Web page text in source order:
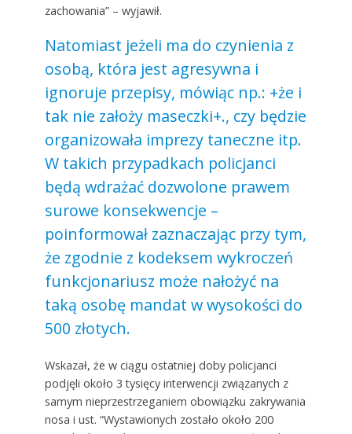
zachowania” – wyjawił.
Natomiast jeżeli ma do czynienia z
osobą, która jest agresywna i
ignoruje przepisy, mówiąc np.: +że i
tak nie założy maseczki+., czy będzie
organizowała imprezy taneczne itp.
W takich przypadkach policjanci
będą wdrażać dozwolone prawem
surowe konsekwencje –
poinformował zaznaczając przy tym,
że zgodnie z kodeksem wykroczeń
funkcjonariusz może nałożyć na
taką osobę mandat w wysokości do
500 złotych.
Wskazał, że w ciągu ostatniej doby policjanci
podjęli około 3 tysięcy interwencji związanych z
samym nieprzestrzeganiem obowiązku zakrywania
nosa i ust. “Wystawionych zostało około 200